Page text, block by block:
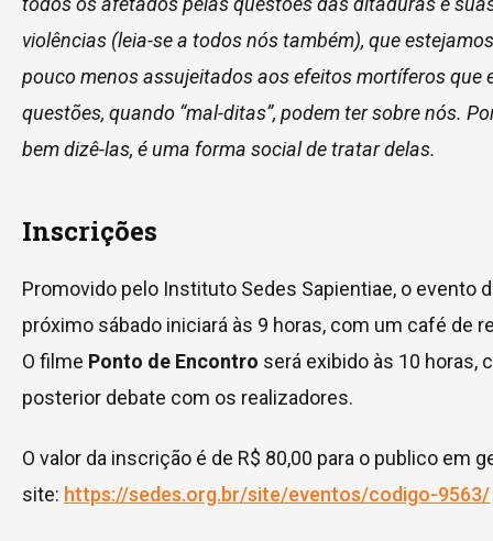
violências (leia-se a todos nós também), que
pouco menos assujeitados aos efeitos mortíferos que
questões, quando “mal-ditas”, podem ter sobre nós.
bem dizê-las, é uma forma social de tratar delas.
Inscrições
Promovido pelo Instituto Sedes Sapientiae, o evento
próximo sábado iniciará às 9 horas, com um café de
O filme Ponto de Encontro será exibido às 10 horas,
posterior debate com os realizadores.
O valor da inscrição é de R$ 80,00 para o publico em
site: https://sedes.org.br/site/eventos/codigo-9563/